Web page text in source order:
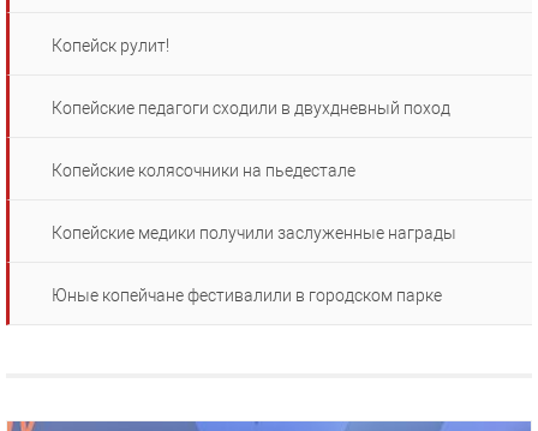
Копейск рулит!
Копейские педагоги сходили в двухдневный поход
Копейские колясочники на пьедестале
Копейские медики получили заслуженные награды
Юные копейчане фестивалили в городском парке